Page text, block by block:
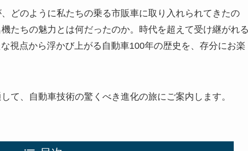
どのように私たちの乗る市販車に取り入れられてきたの
たちの魅力とは何だったのか。時代を超えて受け継がれ
視点から浮かび上がる自動車100年の歴史を、存分にお楽
て、自動車技術の驚くべき進化の旅にご案内します。